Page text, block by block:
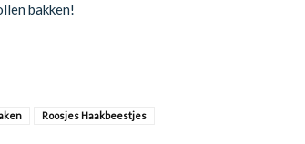
bakken!
Roosjes Haakbeestjes